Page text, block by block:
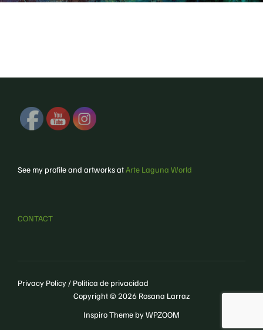
See my profile and artworks atArte Laguna World
CONTACT
Privacy Policy / Política de privacidad
Copyright © 2026 Rosana Larraz
Inspiro Theme byWPZOOM